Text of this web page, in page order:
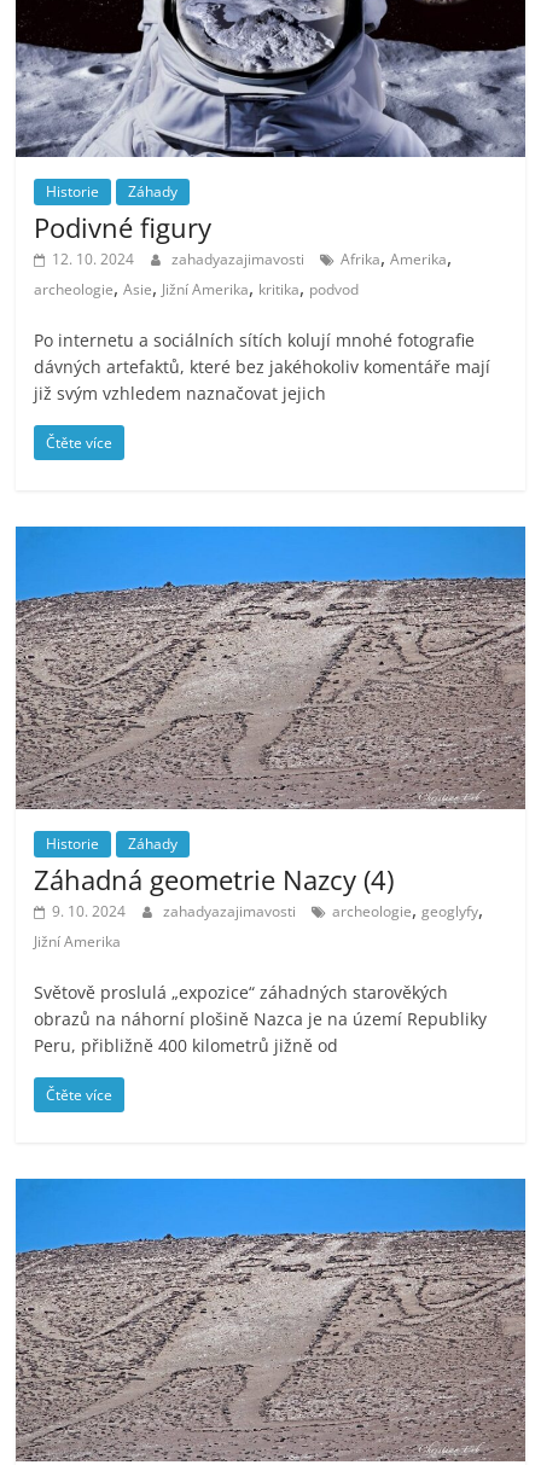
Historie Záhady
Podivné figury
12. 10. 2024 zahadyazajimavosti Afrika,Amerika,
archeologie,Asie, Jižní Amerika, kritika, podvod
Po internetu a sociálních sítích kolují mnohé fotografie
dávných artefaktů, které bez jakéhokoliv komentáře mají
již svým vzhledem naznačovat jejich
Čtěte více
Historie Záhady
Záhadná geometrie Nazcy (4)
9. 10. 2024 zahadyazajimavosti archeologie,geoglyfy,
Jižní Amerika
Světově proslulá „expozice“ záhadných starověkých
obrazů na náhorní plošině Nazca je na území Republiky
Peru, přibližně 400 kilometrů jižně od
Čtěte více